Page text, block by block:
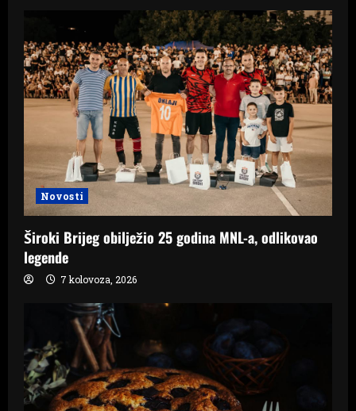
Novosti
Široki Brijeg obilježio 25 godina MNL-a, odlikovao
legende
7 kolovoza, 2026